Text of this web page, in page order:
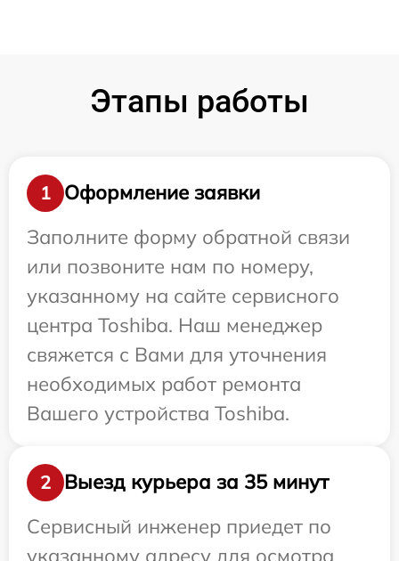
Этапы работы
1
Оформление заявки
Заполните форму обратной связи
или позвоните нам по номеру,
указанному на сайте сервисного
центра Toshiba. Наш менеджер
свяжется с Вами для уточнения
необходимых работ ремонта
Вашего устройства Toshiba.
2
Выезд курьера за 35 минут
Сервисный инженер приедет по
указанному адресу для осмотра